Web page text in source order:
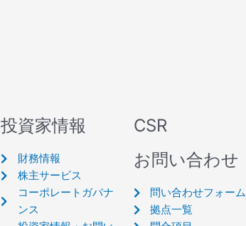
投資家情報
財務情報
株主サービス
コーポレートガバナ
ンス
CSR
お問い合わせ
問い合わせフォーム
拠点一覧